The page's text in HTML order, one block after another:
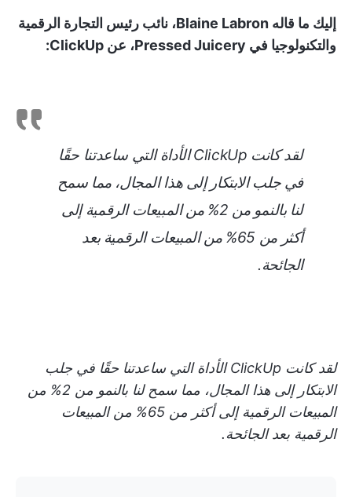
إليك ما قاله Blaine Labron، نائب رئيس التجارة الرقمية
والتكنولوجيا في Pressed Juicery، عن ClickUp:
لقد كانت ClickUp الأداة التي ساعدتنا حقًا
في جلب الابتكار إلى هذا المجال، مما سمح
لنا بالنمو من 2% من المبيعات الرقمية إلى
أكثر من 65% من المبيعات الرقمية بعد
الجائحة.
لقد كانت ClickUp الأداة التي ساعدتنا حقًا في جلب
الابتكار إلى هذا المجال، مما سمح لنا بالنمو من 2% من
المبيعات الرقمية إلى أكثر من 65% من المبيعات
الرقمية بعد الجائحة.